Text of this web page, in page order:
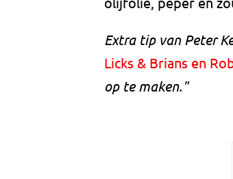
Extra tip van Peter
Licks & Brians en
op te maken."